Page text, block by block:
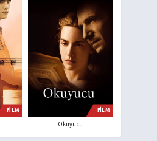
FİLM FİLM
Okuyucu